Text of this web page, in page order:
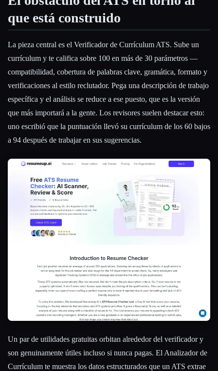
que está construido
La pieza central es el Verificador de Currículum ATS. Sube un
currículum y te califica sobre 100 en más de 30 parámetros —
compatibilidad, cobertura de palabras clave, gramática, formato y
verificaciones al estilo reclutador. Pega una descripción de trabajo
específica y el análisis se reduce a ese puesto, que es la versión
que más importará a la gente. Los revisores suelen destacar esto:
uno escribió que la puntuación llevó su currículum de los 60 bajos
a 94 después de trabajar en sus sugerencias.
Un par de utilidades gratuitas orbitan alrededor del verificador y
son genuinamente útiles incluso si nunca pagas. El Analizador de
Currículum te muestra los datos estructurados que un ATS extrae